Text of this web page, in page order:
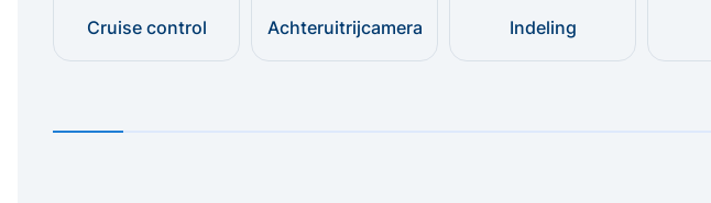
Cruise control Achteruitrijcamera Indeling